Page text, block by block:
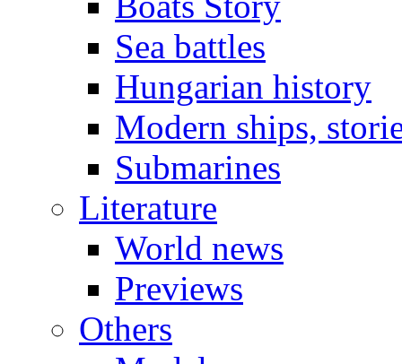
Sea battles
Hungarian history
Modern ships,
Submarines
Literature
World news
Previews
Others